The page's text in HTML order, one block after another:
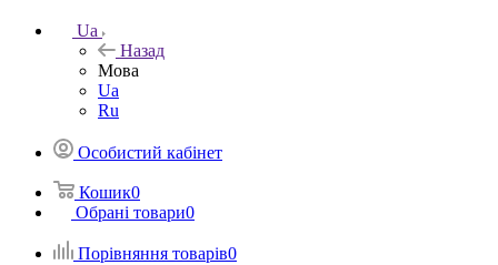
Ua
Назад
Мова
Ua
Ru
Особистий кабінет
Кошик0
Обрані товари0
Порівняння товарів0